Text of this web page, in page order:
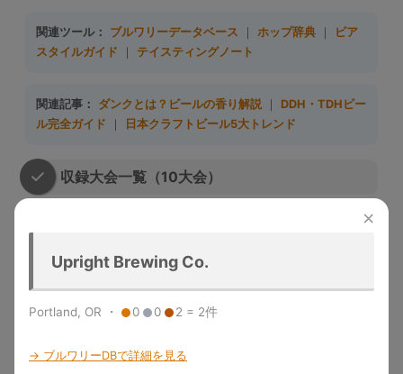
×
Upright Brewing Co.
Portland, OR ・ 0 0 2 = 2件
→ ブルワリーDBで詳細を見る
関連ツール： ブルワリーデータベース ホップ辞典
ビア
スタイルガイド
テイスティングノート
関連記事： ダンクとは？ビールの香り解説
DDH・TDHビー
ル完全ガイド
日本クラフトビール5大トレンド
収録大会一覧（10大会）
American
GABF
2025
（米国）
Australian Intl
2015-
メルボル
ン（豪